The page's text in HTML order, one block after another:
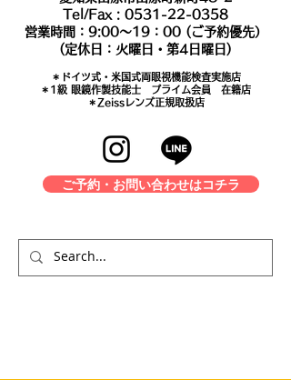
Tel/Fax : 0531-22-0358
営業時間：9:00～19：00 (ご予約優先）
(定休日：火曜日・第4日曜日)
＊​ドイツ式・米国式両眼視機能検査実施店
​＊1級 眼鏡作製技能士 プライム会員 在籍店
＊Zeissレンズ正規取扱店
ご予約・お問い合わせはコチラ